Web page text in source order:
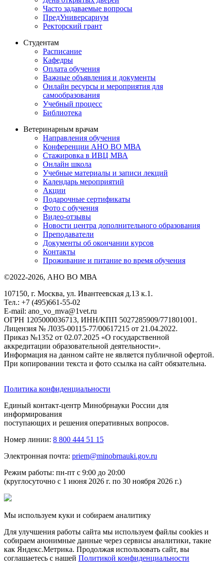
Часто задаваемые вопросы
ПредУниверсариум
Ректорский грант
Студентам
Расписание
Кафедры
Оплата обучения
Важные объявления и документы
Онлайн ресурсы и мероприятия для
самообразования
Учебный процесс
Библиотека
Ветеринарным врачам
Направления обучения
Конференции АНО ВО МВА
Стажировка в ИВЦ МВА
Онлайн школа
Учебные материалы и записи лекций
Календарь мероприятий
Акции
Подарочные сертификаты
Фото с обучения
Видео-отзывы
Новости центра дополнительного образования
Преподаватели
Документы об окончании курсов
Контакты
Проживание и питание во время обучения
©2022-2026, АНО ВО МВА
107150, г. Москва, ул. Ивантеевская д.13 к.1.
Тел.: +7 (495)661-55-02
E-mail: ano_vo_mva@1vet.ru
ОГРН 1205000036713, ИНН/КПП 5027285909/771801001.
Лицензия № Л035-00115-77/00617215 от 21.04.2022.
Приказ №1352 от 02.07.2025 «О государственной
аккредитации образовательной деятельности».
Информация на данном сайте не является публичной офертой.
При копировании текста и фото ссылка на сайт обязательна.
Политика конфиденциальности
Единый контакт-центр Минобрнауки России для
информирования
поступающих и решения оперативных вопросов.
Номер линии: 8 800 444 51 15
Электронная почта: priem@minobrnauki.gov.ru
Режим работы: пн-пт с 9:00 до 20:00
(круглосуточно с 1 июня 2026 г. по 30 ноября 2026 г.)
Мы используем куки и собираем аналитику
Для улучшения работы сайта мы используем файлы cookies и
собираем анонимные данные через сервисы аналитики, такие
как Яндекс.Метрика. Продолжая использовать сайт, вы
соглашаетесь с нашей Политикой конфиденциальности